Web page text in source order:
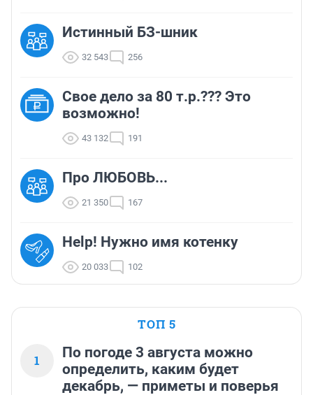
Истинный БЗ-шник
32 543 256
Свое дело за 80 т.р.??? Это
возможно!
43 132 191
Про ЛЮБОВЬ...
21 350 167
Help! Нужно имя котенку
20 033 102
ТОП 5
1
По погоде 3 августа можно
определить, каким будет
декабрь, — приметы и поверья